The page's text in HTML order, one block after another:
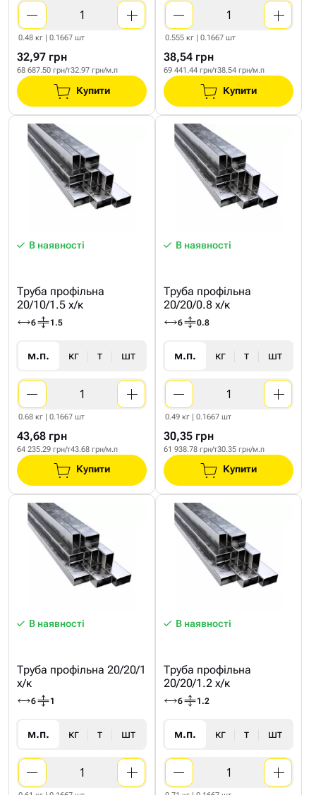
0.48 кг | 0.1667 шт
32,97 грн
68 687.50 грн/т32.97 грн/м.п
Купити
0.555 кг | 0.1667 шт
38,54 грн
69 441.44 грн/т38.54 грн/м.п
Купити
В наявності
Труба профільна
20/10/1.5 х/к
6 1.5
м.п. кг т шт
0.68 кг | 0.1667 шт
43,68 грн
64 235.29 грн/т43.68 грн/м.п
Купити
В наявності
Труба профільна
20/20/0.8 х/к
6 0.8
м.п. кг т шт
0.49 кг | 0.1667 шт
30,35 грн
61 938.78 грн/т30.35 грн/м.п
Купити
В наявності
Труба профільна 20/20/1
х/к
6 1
м.п. кг т шт
В наявності
Труба профільна
20/20/1.2 х/к
6 1.2
м.п. кг т шт